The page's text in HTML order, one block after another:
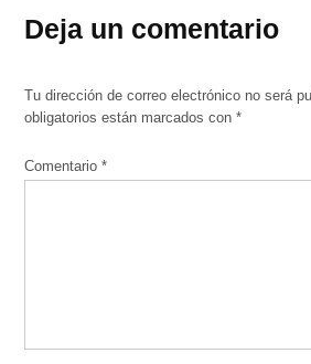
Deja un comentario
Tu dirección de correo electrónico no será
obligatorios están marcados con*
Comentario*